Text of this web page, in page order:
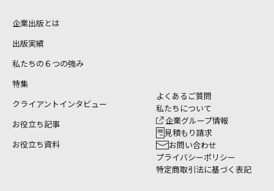
企業出版とは
出版実績
私たちの６つの強み
特集
クライアントインタビュー
お役立ち記事
お役立ち資料
よくあるご質問
私たちについて
企業グループ情報
見積もり請求
お問い合わせ
プライバシーポリシー
特定商取引法に基づく表記